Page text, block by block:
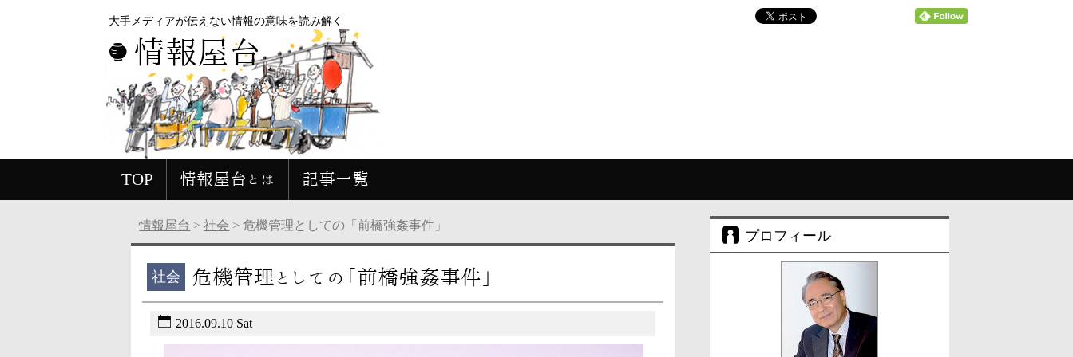
大手メディアが伝えない情報の意味を読み解く
情報屋台
TOP 情報屋台とは 記事一覧
情報屋台 >社会 >危機管理としての「前橋強姦事件」
社会 危機管理としての「前橋強姦事件」
2016.09.10 Sat
プロフィール